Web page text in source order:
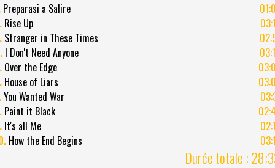
Preparasi a Salire
Rise Up
Stranger in These Times
I Don't Need Anyone
Over the Edge
House of Liars
You Wanted War
Paint it Black
It's all Me
How the End Begins
Durée totale :